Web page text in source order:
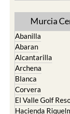
Murcia
Abanilla
Abaran
Alcantarilla
Archena
Blanca
Corvera
El Valle Golf
Hacienda